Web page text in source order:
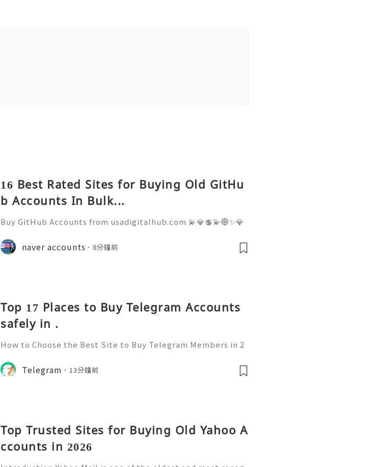
16 Best Rated Sites for Buying Old GitHu
b Accounts In Bulk...
Buy GitHub Accounts from usadigitalhub.com 💫💎💲💫🌐✨💎
pp :+1 (506) 541-7768 💫💎💲💫🌐✨💎Telegram: @usadigitalhu
b 💫💎💲💫🌐✨💎Discord: usadigitalhub 💫💎💲💫🌐✨💎Email:us
naver accounts 8分鐘前
Top 17 Places to Buy Telegram Accounts
safely in .
How to Choose the Best Site to Buy Telegram Members in 2
for communication, community building, and networking. W
ith its user-friendly interfac
Telegram 13分鐘前
Top Trusted Sites for Buying Old Yahoo A
ccounts in 2026